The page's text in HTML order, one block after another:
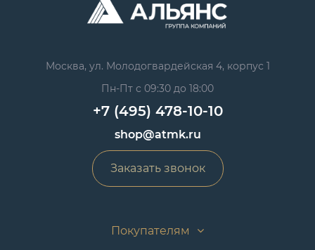
Москва, ул. Молодогвардейская 4, корпус 1
Пн-Пт с 09:30 до 18:00
+7 (495) 478-10-10
shop@atmk.ru
Заказать звонок
Покупателям